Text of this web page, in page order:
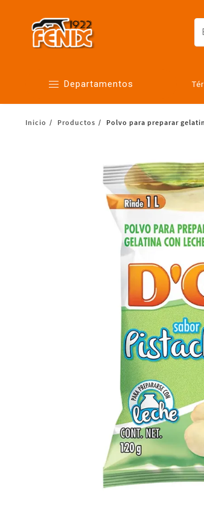
Departamentos
Alimentos
Botanas y bebidas
Cuidado de la ropa
Inicio Productos Polvo para preparar